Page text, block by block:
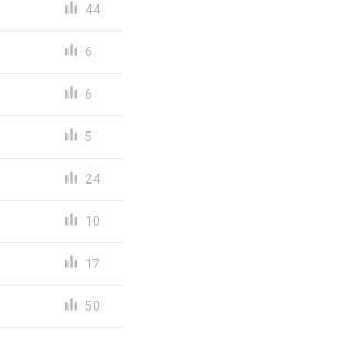
44
6
6
5
24
10
17
50